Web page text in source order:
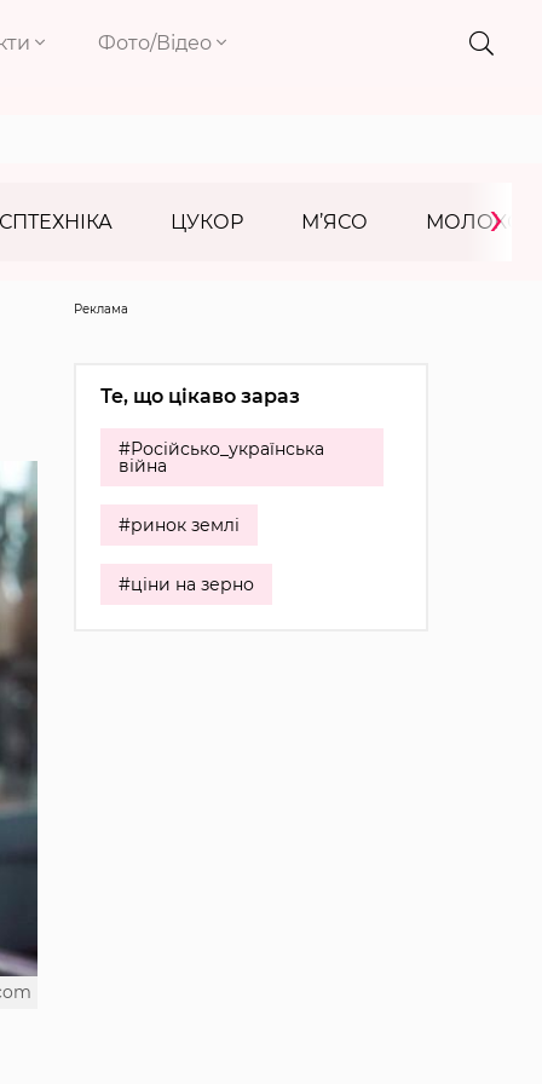
Фото/Відео
ЦУКОР М’ЯСО МОЛОКО
›
Реклама
Те, що цікаво зараз
#Російсько_українська
війна
#ринок землі
#ціни на зерно